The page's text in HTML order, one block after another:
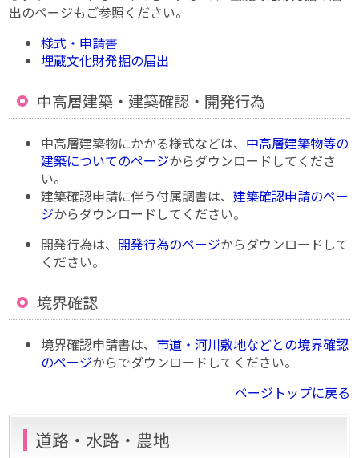
出のページもご参照ください。
様式・申請書
埋蔵文化財発掘の届出
中高層建築・建築確認・開発行為
中高層建築物にかかる様式などは、 中高層建築物等の
建築についてのページからダウンロードしてくださ
い。
建築確認申請に伴う付属調書は、建築確認申請のペー
ジからダウンロードしてください。
開発行為は、 開発行為のページからダウンロードして
ください。
境界確認
境界確認申請書は、 市道・河川敷地などとの境界確認
のページからでダウンロードしてください。
ページトップに戻る
道路・水路・農地